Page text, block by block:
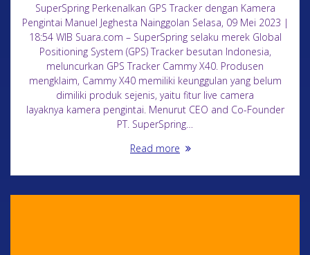
SuperSpring Perkenalkan GPS Tracker dengan Kamera
Pengintai Manuel Jeghesta Nainggolan Selasa, 09 Mei 2023 |
18:54 WIB Suara.com – SuperSpring selaku merek Global
Positioning System (GPS) Tracker besutan Indonesia,
meluncurkan GPS Tracker Cammy X40. Produsen
mengklaim, Cammy X40 memiliki keunggulan yang belum
dimiliki produk sejenis, yaitu fitur live camera
layaknya kamera pengintai. Menurut CEO and Co-Founder
PT. SuperSpring…
Read more